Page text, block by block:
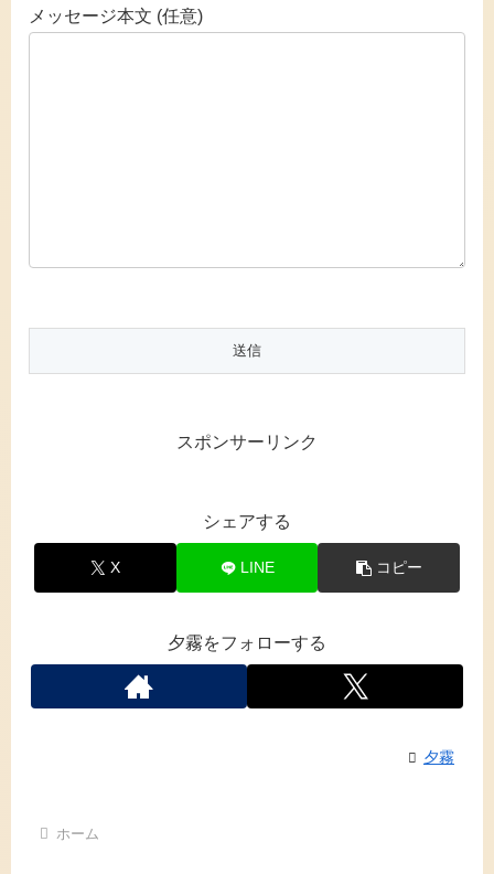
メッセージ本文 (任意)
スポンサーリンク
シェアする
X LINE コピー
夕霧をフォローする
夕霧
ホーム